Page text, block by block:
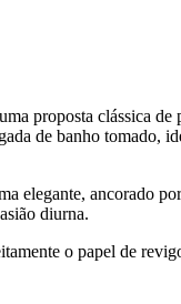
proposta clássica de
de banho tomado,
elegante, ancorado
diurna.
o papel de